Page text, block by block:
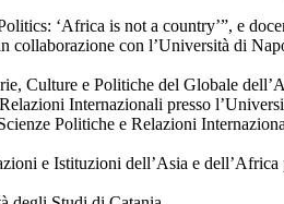
‘Africa is not a country’”, e
con l’Università di
Culture e Politiche del Globale
Internazionali presso
Politiche e Relazioni
e Istituzioni dell’Asia e